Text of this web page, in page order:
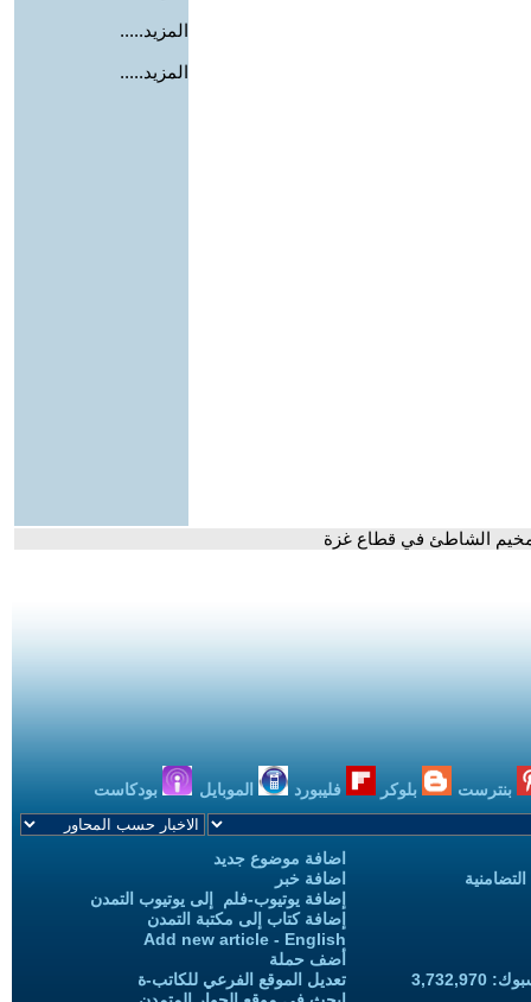
المزيد.....
المزيد.....
الشاطئ في قطاع غزة
بنترست بلوكر فليبورد الموبايل بودكاست
اضافة موضوع جديد
اضافة خبر
إضافة يوتيوب-فلم إلى يوتيوب التمدن
إضافة كتاب إلى مكتبة التمدن
Add new article - English
أضف حملة
تعديل الموقع الفرعي للكاتب-ة